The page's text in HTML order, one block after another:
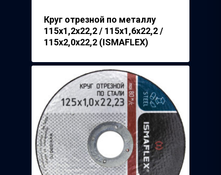
Круг отрезной по металлу
115х1,2х22,2 / 115х1,6х22,2 /
115х2,0х22,2 (ISMAFLEX)